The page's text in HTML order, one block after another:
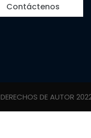
Contáctenos
DERECHOS DE AUTOR